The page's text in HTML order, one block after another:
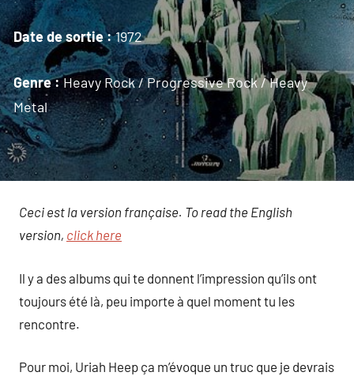
Date de sortie :1972
Genre :Heavy Rock / Progressive Rock / Heavy
Metal
Ceci est la version française. To read the English
version, click here
Il y a des albums qui te donnent l’impression qu’ils ont
toujours été là, peu importe à quel moment tu les
rencontre.
Pour moi, Uriah Heep ça m’évoque un truc que je devrais